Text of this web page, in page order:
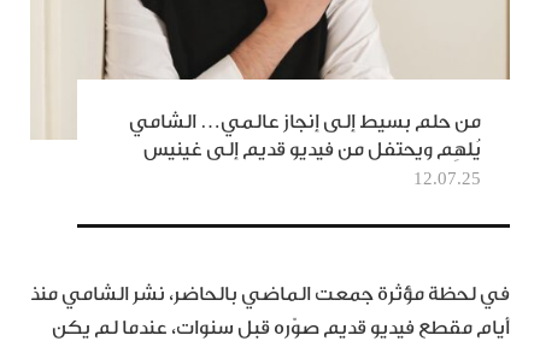
من حلم بسيط إلى إنجاز عالمي… الشامي
يُلهِم ويحتفل من فيديو قديم إلى غينيس
12.07.25
في لحظة مؤثرة جمعت الماضي بالحاضر، نشر الشامي منذ
أيام مقطع فيديو قديم صوّره قبل سنوات، عندما لم يكن